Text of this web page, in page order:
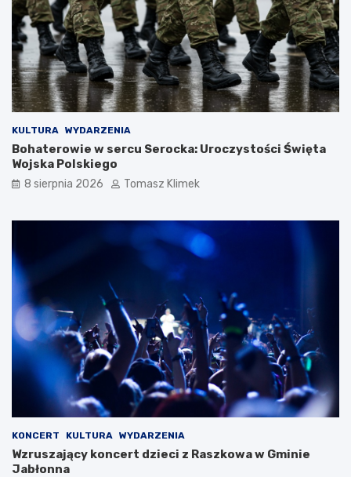
KULTURA WYDARZENIA
Bohaterowie w sercu Serocka: Uroczystości Święta
Wojska Polskiego
8 sierpnia 2026 Tomasz Klimek
KONCERT KULTURA WYDARZENIA
Wzruszający koncert dzieci z Raszkowa w Gminie
Jabłonna